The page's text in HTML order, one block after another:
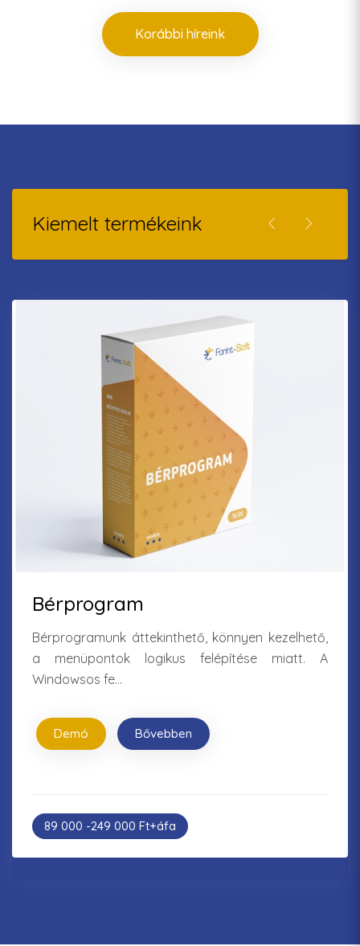
Korábbi híreink
Kiemelt termékeink
Bérprogram
Bérprogramunk áttekinthető, könnyen kezelhető,
a menüpontok logikus felépítése miatt. A
Windowsos fe...
Demó Bővebben
89 000 -249 000 Ft+áfa